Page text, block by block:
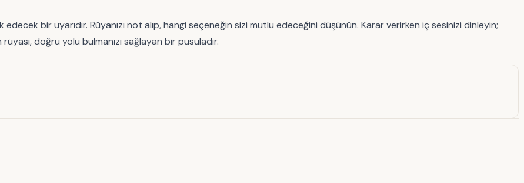
bir uyarıdır. Rüyanızı not alıp, hangi seçeneğin sizi mutlu edeceğini düşünün. Karar verirken iç sesinizi dinleyin;
rüyası, doğru yolu bulmanızı sağlayan bir pusuladır.